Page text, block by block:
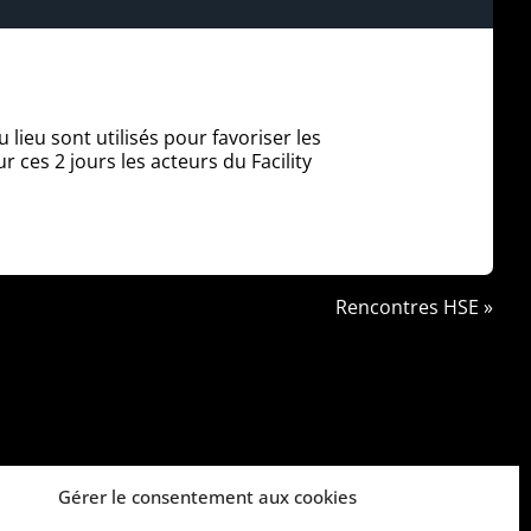
Gérer le consentement aux cookies
lieu sont utilisés pour favoriser les
ces 2 jours les acteurs du Facility
Rencontres HSE »